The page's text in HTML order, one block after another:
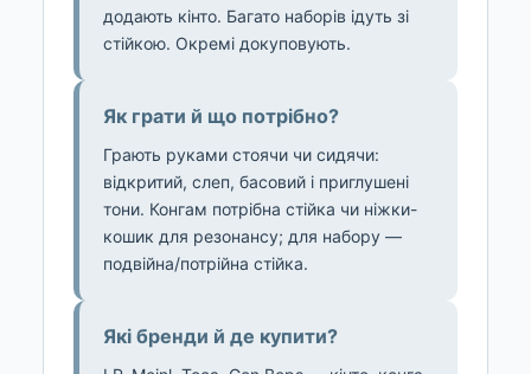
додають кінто. Багато наборів ідуть зі
стійкою. Окремі докуповують.
Як грати й що потрібно?
Грають руками стоячи чи сидячи:
відкритий, слеп, басовий і приглушені
тони. Конгам потрібна стійка чи ніжки-
кошик для резонансу; для набору —
подвійна/потрійна стійка.
Які бренди й де купити?